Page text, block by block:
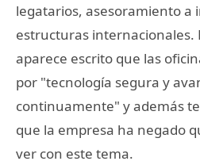
legatarios, asesoramiento a
estructuras internacionales.
aparece escrito que las
por "tecnología segura y
continuamente" y además
que la empresa ha negado
ver con este tema.